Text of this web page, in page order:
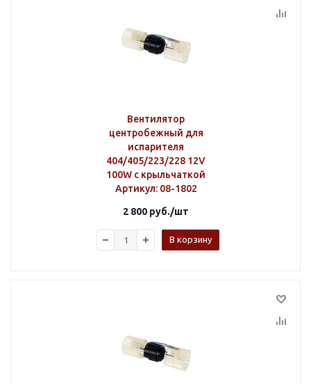
Вентилятор
центробежный для
испарителя
404/405/223/228 12V
100W с крыльчаткой
Артикул: 08-1802
2 800 руб./шт
В корзину